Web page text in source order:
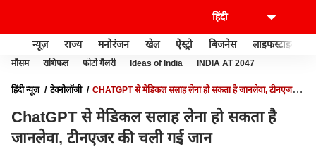
न्यूज़ राज्य मनोरंजन खेल ऐस्ट्रो बिजनेस लाइफस्टाइल
मौसम राशिफल फोटो गैलरी Ideas of India INDIA AT 2047
हिंदी न्यूज़ टेक्नोलॉजी
CHATGPT से मेडिकल सलाह लेना हो सकता है जानलेवा, टीनएजर
ChatGPT से मेडिकल सलाह लेना हो सकता है
जानलेवा, टीनएजर की चली गई जान